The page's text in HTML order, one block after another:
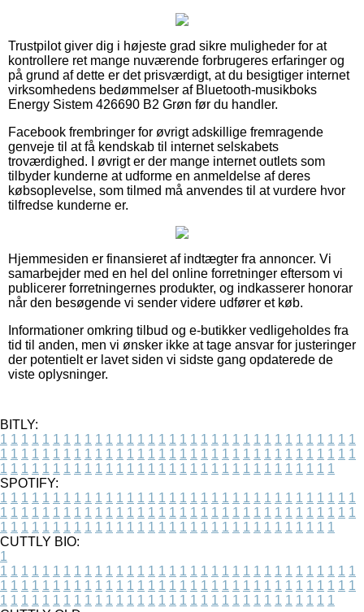
Trustpilot giver dig i højeste grad sikre muligheder for at
kontrollere ret mange nuværende forbrugeres erfaringer og
på grund af dette er det prisværdigt, at du besigtiger internet
virksomhedens bedømmelser af Bluetooth-musikboks
Energy Sistem 426690 B2 Grøn før du handler.
Facebook frembringer for øvrigt adskillige fremragende
genveje til at få kendskab til internet selskabets
troværdighed. I øvrigt er der mange internet outlets som
tilbyder kunderne at udforme en anmeldelse af deres
købsoplevelse, som tilmed må anvendes til at vurdere hvor
tilfredse kunderne er.
Hjemmesiden er finansieret af indtægter fra annoncer. Vi
samarbejder med en hel del online forretninger eftersom vi
publicerer forretningernes produkter, og indkasserer honorar
når den besøgende vi sender videre udfører et køb.
Informationer omkring tilbud og e-butikker vedligeholdes fra
tid til anden, men vi ønsker ikke at tage ansvar for justeringer
der potentielt er lavet siden vi sidste gang opdaterede de
viste oplysninger.
BITLY:
1 1 1 1 1 1 1 1 1 1 1 1 1 1 1 1 1 1 1 1 1 1 1 1 1 1 1 1 1 1 1 1 1 1
1 1 1 1 1 1 1 1 1 1 1 1 1 1 1 1 1 1 1 1 1 1 1 1 1 1 1 1 1 1 1 1 1 1
1 1 1 1 1 1 1 1 1 1 1 1 1 1 1 1 1 1 1 1 1 1 1 1 1 1 1 1 1 1 1 1
SPOTIFY:
1 1 1 1 1 1 1 1 1 1 1 1 1 1 1 1 1 1 1 1 1 1 1 1 1 1 1 1 1 1 1 1 1 1
1 1 1 1 1 1 1 1 1 1 1 1 1 1 1 1 1 1 1 1 1 1 1 1 1 1 1 1 1 1 1 1 1 1
1 1 1 1 1 1 1 1 1 1 1 1 1 1 1 1 1 1 1 1 1 1 1 1 1 1 1 1 1 1 1 1
CUTTLY BIO:
1
1 1 1 1 1 1 1 1 1 1 1 1 1 1 1 1 1 1 1 1 1 1 1 1 1 1 1 1 1 1 1 1 1 1
1 1 1 1 1 1 1 1 1 1 1 1 1 1 1 1 1 1 1 1 1 1 1 1 1 1 1 1 1 1 1 1 1 1
1 1 1 1 1 1 1 1 1 1 1 1 1 1 1 1 1 1 1 1 1 1 1 1 1 1 1 1 1 1 1 1